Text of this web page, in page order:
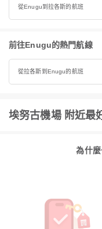
從Enugu到拉各斯的航班
前往Enugu的熱門航線
從拉各斯到Enugu的航班
埃努古機場 附近最
為什